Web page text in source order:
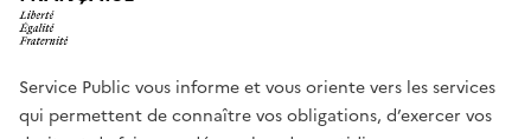
Service Public vous informe et vous oriente vers les services
qui permettent de connaître vos obligations, d’exercer vos